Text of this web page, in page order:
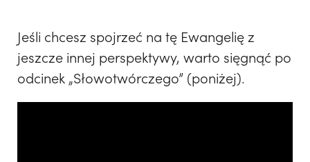
Jeśli chcesz spojrzeć na tę Ewangelię z
jeszcze innej perspektywy, warto sięgnąć po
odcinek „Słowotwórczego” (poniżej).